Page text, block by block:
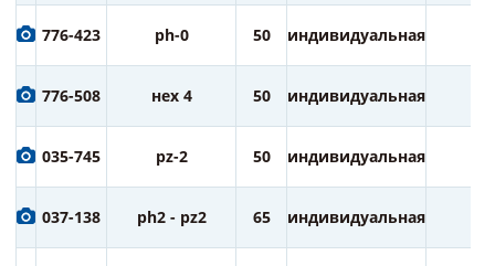
776-423 ph-0 50 индивидуальная
776-508 нех 4 50 индивидуальная
035-745 pz-2 50 индивидуальная
037-138 ph2 - pz2 65 индивидуальная